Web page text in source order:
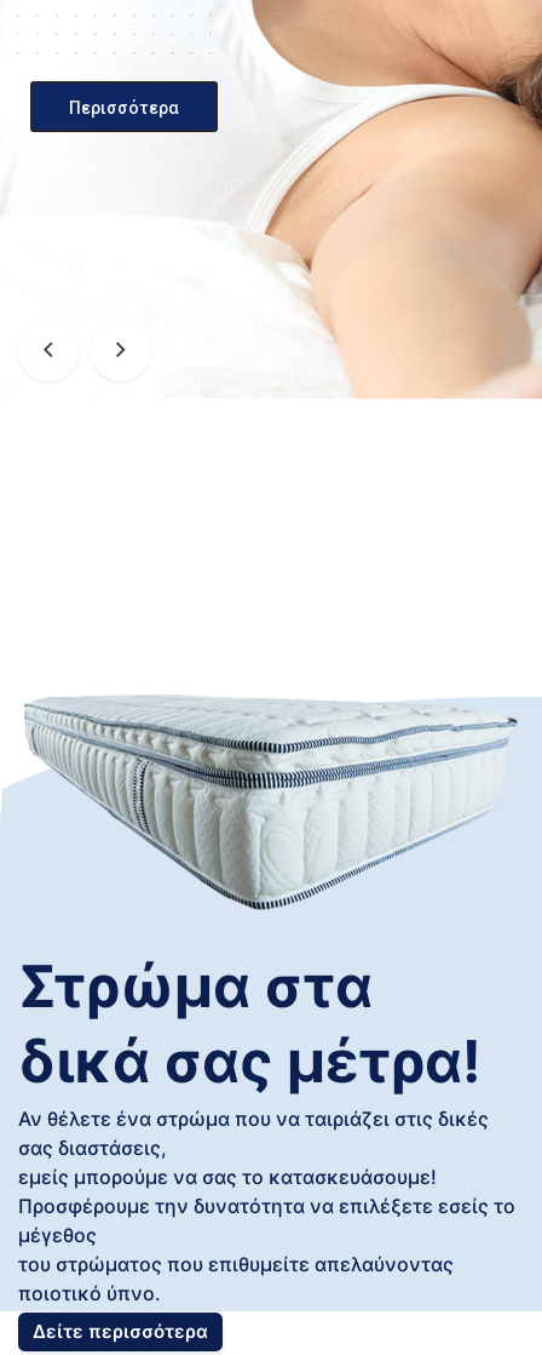
Περισσότερα
Στρώμα στα
δικά σας μέτρα!
Αν θέλετε ένα στρώμα που να ταιριάζει στις δικές
σας διαστάσεις,
εμείς μπορούμε να σας το κατασκευάσουμε!
Προσφέρουμε την δυνατότητα να επιλέξετε εσείς το
μέγεθος
του στρώματος που επιθυμείτε απελαύνοντας
ποιοτικό ύπνο.
Δείτε περισσότερα